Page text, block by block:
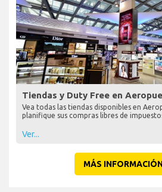
Tiendas y Duty Free en
Vea todas las tiendas disponibles en
planifique sus compras libres de
Ver...
MÁS